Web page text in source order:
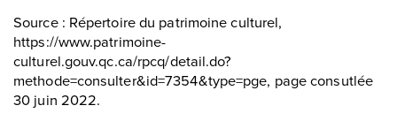
Source : Répertoire du patrimoine culturel,
https://www.patrimoine-
culturel.gouv.qc.ca/rpcq/detail.do?
methode=consulter&id=7354&type=pge, page consutlée
30 juin 2022.